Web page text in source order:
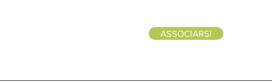
ASSOCIARSI